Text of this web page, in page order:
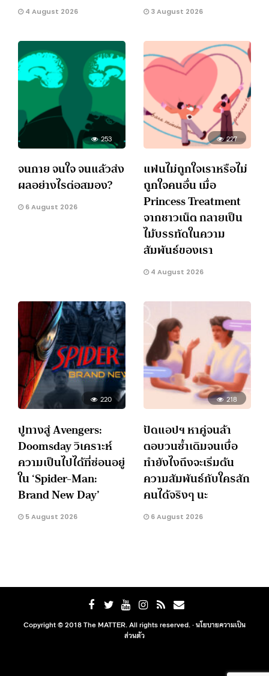
4 August 2026 3 August 2026
253
จนกาย จนใจ จนแล้วส่ง
ผลอย่างไรต่อสมอง?
6 August 2026
227
แฟนไม่ถูกใจเราหรือไม่
ถูกใจคนอื่น เมื่อ
Princess Treatment
จากชาวเน็ต กลายเป็น
ไม้บรรทัดในความ
สัมพันธ์ของเรา
4 August 2026
220
ปูทางสู่ Avengers:
Doomsday วิเคราะห์
ความเป็นไปได้ที่ซ่อนอยู่
ใน ‘Spider-Man:
Brand New Day’
5 August 2026
218
ปัดแอปฯ หาคู่จนล้า
ตอบวนซ้ำเดิมจนเบื่อ
ทำยังไงถึงจะเริ่มต้น
ความสัมพันธ์กับใครสัก
คนได้จริงๆ นะ
6 August 2026
Copyright © 2018 The MATTER. All rights reserved. ·นโยบายความเป็น
ส่วนตัว